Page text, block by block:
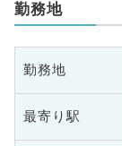
勤務地
勤務地
最寄り駅